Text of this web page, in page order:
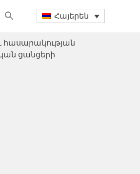
Հայերեն
հասարակության
ցանցերի